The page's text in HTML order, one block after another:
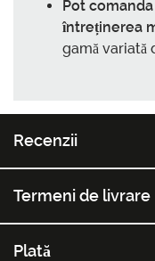
Pot
întreținerea
gamă variată
Recenzii
Termeni de livrare
Plată